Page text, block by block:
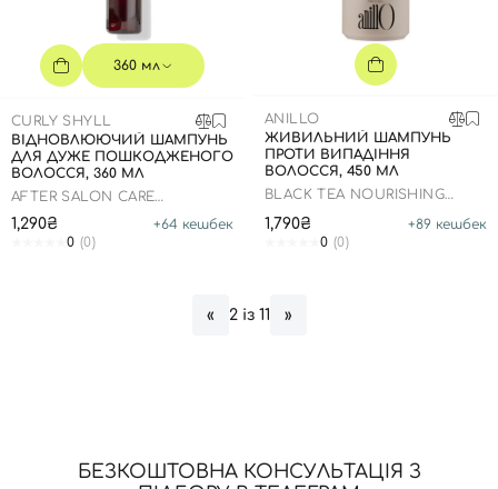
360 мл
CURLY SHYLL
ВІДНОВЛЮЮЧИЙ ШАМПУНЬ
ДЛЯ ДУЖЕ ПОШКОДЖЕНОГО
ВОЛОССЯ, 360 МЛ
AFTER SALON CARE
1,290₴ +64 кешбек
0 (0)
ANILLO
ЖИВИЛЬНИЙ ШАМПУНЬ
ПРОТИ ВИПАДІННЯ
ВОЛОССЯ, 450 МЛ
BLACK TEA NOURISHING
1,790₴ +89 кешбек
0 (0)
« 2 із 11 »
БЕЗКОШТОВНА КОНСУЛЬТАЦІЯ З